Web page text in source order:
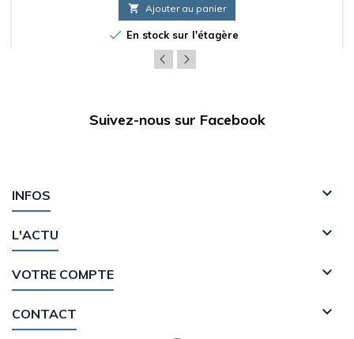
 Ajouter au panier
 En stock sur l'étagère
Suivez-nous sur Facebook
INFOS 
L'ACTU 
VOTRE COMPTE 
CONTACT 